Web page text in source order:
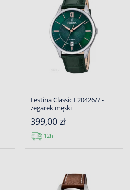
Festina Classic F20426/7 -
zegarek męski
399,00 zł
12h